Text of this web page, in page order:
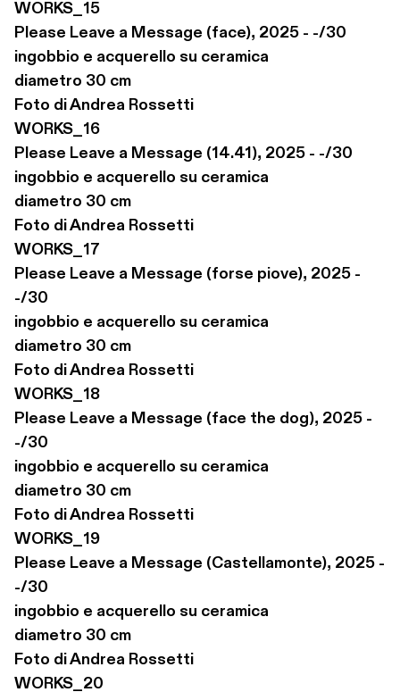
WORKS_15
Please Leave a Message (face), 2025 - -/30
ingobbio e acquerello su ceramica
diametro 30 cm
Foto di Andrea Rossetti
WORKS_16
Please Leave a Message (14.41), 2025 - -/30
ingobbio e acquerello su ceramica
diametro 30 cm
Foto di Andrea Rossetti
WORKS_17
Please Leave a Message (forse piove), 2025 -
-/30
ingobbio e acquerello su ceramica
diametro 30 cm
Foto di Andrea Rossetti
WORKS_18
Please Leave a Message (face the dog), 2025 -
-/30
ingobbio e acquerello su ceramica
diametro 30 cm
Foto di Andrea Rossetti
WORKS_19
Please Leave a Message (Castellamonte), 2025 -
-/30
ingobbio e acquerello su ceramica
diametro 30 cm
Foto di Andrea Rossetti
WORKS_20